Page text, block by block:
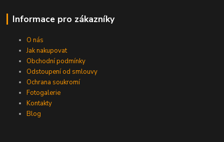
Informace pro zákazníky
O nás
Jak nakupovat
Obchodní podmínky
Odstoupení od smlouvy
Ochrana soukromí
Fotogalerie
Kontakty
Blog